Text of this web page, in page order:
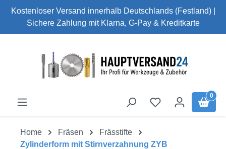
Zum Hauptinhalt springen
Kostenloser Versand innerhalb Deutschlands (Festland) |
Sichere Zahlung mit Klarna, G-Pay & Kreditkarte
0
Home Fräsen
Frässtifte
Zylinderform mit Stirnverzahnung ZYB